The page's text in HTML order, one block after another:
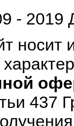
- 2019
носит
437